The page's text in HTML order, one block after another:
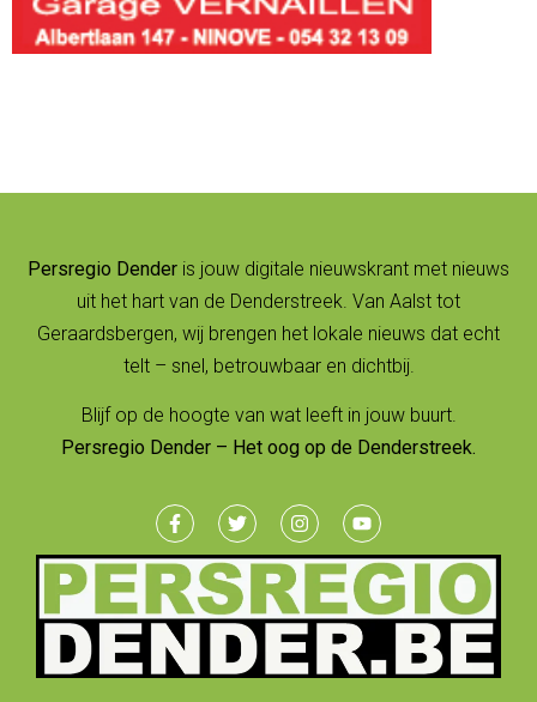
Persregio Dender is jouw digitale nieuwskrant met nieuws
uit het hart van de Denderstreek. Van Aalst tot
Geraardsbergen, wij brengen het lokale nieuws dat echt
telt – snel, betrouwbaar en dichtbij.
Blijf op de hoogte van wat leeft in jouw buurt.
Persregio Dender – Het oog op de Denderstreek.